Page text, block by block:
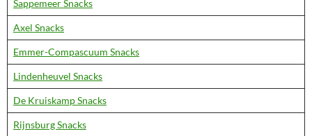
Sappemeer Snacks
Axel Snacks
Emmer-Compascuum Snacks
Lindenheuvel Snacks
De Kruiskamp Snacks
Rijnsburg Snacks